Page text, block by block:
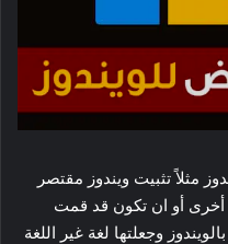
مثلاً تثبيت ويندوز مقتصر
أخرى أو ان تكون قد قمت
وجعلتها لغة غير اللغة